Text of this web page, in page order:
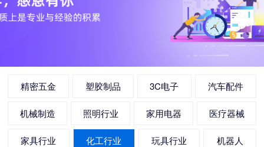
精密五金 塑胶制品 3C电子 汽车配件
机械制造 照明行业 家用电器 医疗器械
家具行业 化工行业 玩具行业 机器人